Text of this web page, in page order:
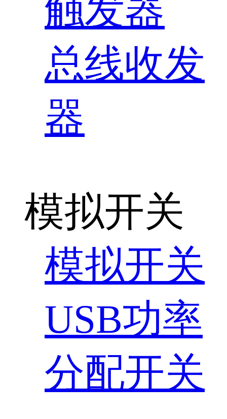
触发器
总线收发
器
模拟开关
模拟开关
USB功率
分配开关